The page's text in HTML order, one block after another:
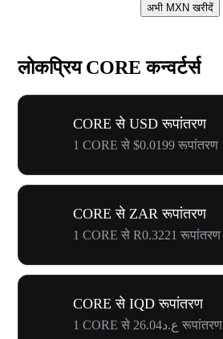
अभी MXN खरीदें
लोकप्रिय CORE कन्वर्टर्स
CORE से USD रूपांतरण
1 CORE से $0.0199 रूपांतरण
CORE से ZAR रूपांतरण
1 CORE से R0.3221 रूपांतरण
CORE से IQD रूपांतरण
1 CORE से ع.د26.04 रूपांतरण